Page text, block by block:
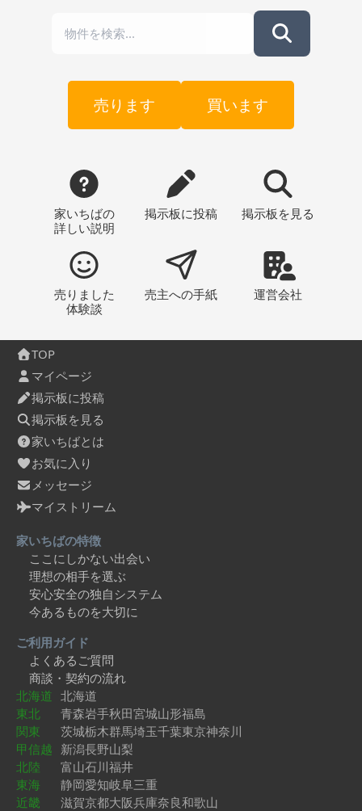
売ります 買います
家いちばの
詳しい説明
掲示板に投稿 掲示板 を見る
売りました
体験談
売主への手紙 運営会社
TOP
マイページ
掲示板に投稿
掲示板を見る
家いちばとは
お気に入り
メッセージ
マイストリーム
家いちばの特徴
ここにしかない出会い
理想の相手を選ぶ
安心安全の独自システム
今あるものを大切に
ご利用ガイド
よくあるご質問
商談・契約の流れ
北海道 北海道
東北
青森岩手秋田宮城山形福島
関東
茨城栃木群馬埼玉千葉東京神奈川
甲信越 新潟長野山梨
北陸
富山石川福井
東海
静岡愛知岐阜三重
近畿
滋賀京都大阪兵庫奈良和歌山